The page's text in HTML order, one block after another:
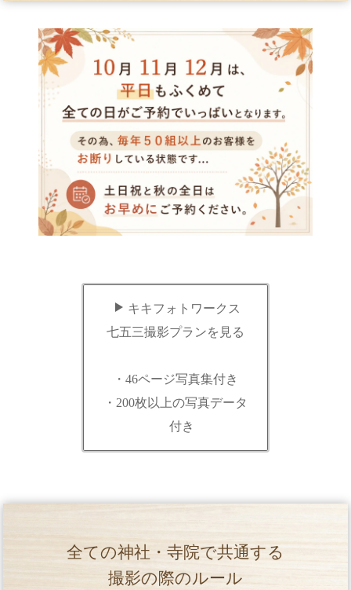
キキフォトワークス
七五三撮影プランを見る
・46ページ写真集付き
・200枚以上の写真データ
付き
全ての神社・寺院で共通する
撮影の際のルール